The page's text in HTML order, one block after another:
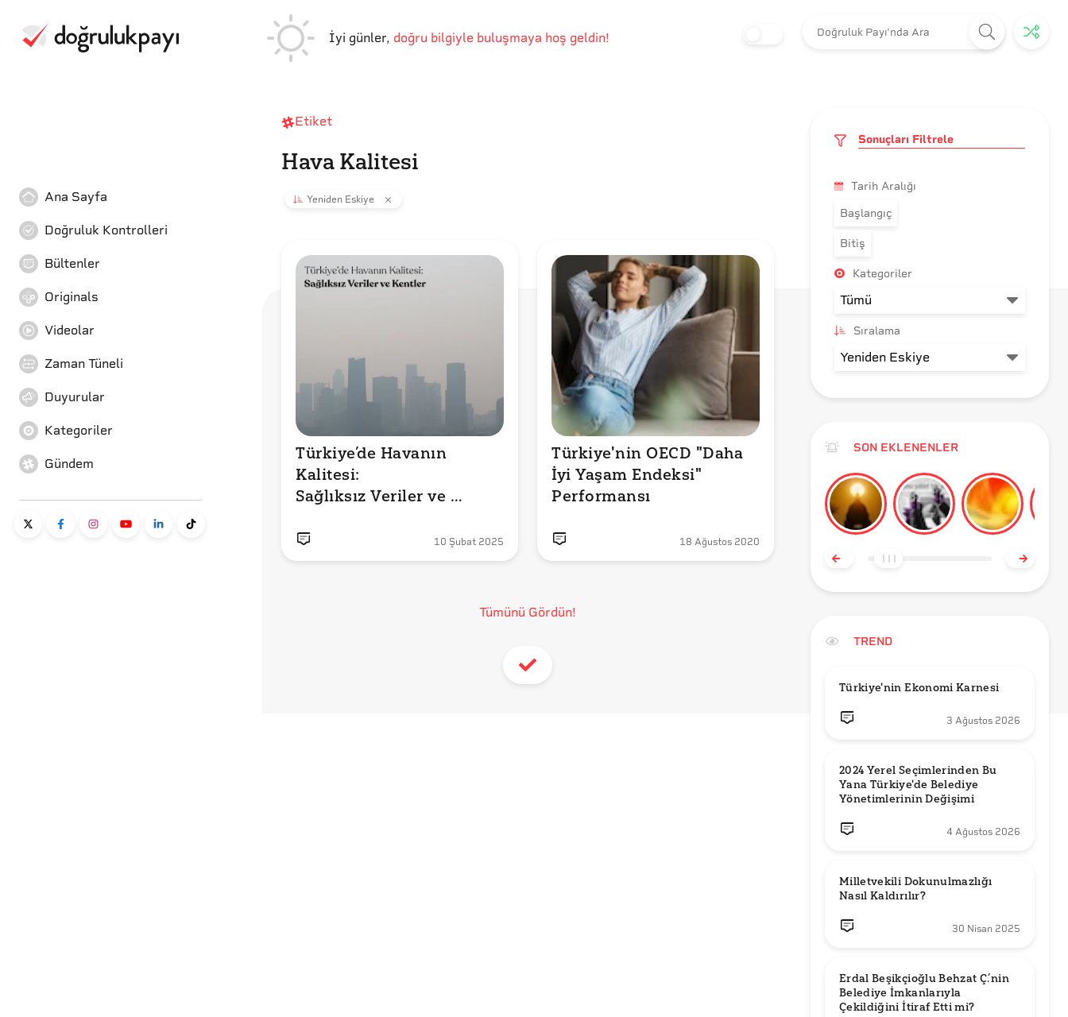
İyi günler, doğru bilgiyle buluşmaya hoş geldin!
Ana Sayfa
Doğruluk Kontrolleri
Bültenler
Originals
Videolar
Zaman Tüneli
Duyurular
Kategoriler
Gündem
Etiket
Hava Kalitesi
Yeniden Eskiye
Türkiye’de Havanın
Kalitesi:
Sağlıksız Veriler ve
10 Şubat 2025
Türkiye'nin OECD "Daha
İyi Yaşam Endeksi"
Performansı
18 Ağustos 2020
Tümünü Gördün!
Sonuçları Filtrele
Tarih Aralığı
Başlangıç
Bitiş
Kategoriler
Sıralama
SON EKLENENLER
TREND
Türkiye'nin Ekonomi Karnesi
3 Ağustos 2026
2024 Yerel Seçimlerinden Bu
Yana Türkiye'de Belediye
Yönetimlerinin Değişimi
4 Ağustos 2026
Milletvekili Dokunulmazlığı
Nasıl Kaldırılır?
30 Nisan 2025
Erdal Beşikçioğlu Behzat Ç.’nin
Belediye İmkanlarıyla